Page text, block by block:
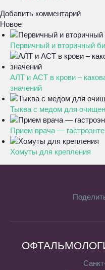
Добавить комментарий
Новое
Первичный и вторичный
АЛТ и АСТ в крови –
значений
Тыква с медом для
Прием врача —
Хомуты для крепления